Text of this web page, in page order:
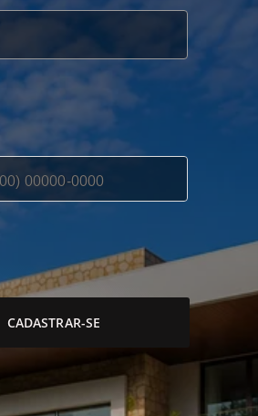
CADASTRAR-SE